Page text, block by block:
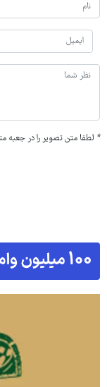
* لطفا متن تصویر را در جعبه